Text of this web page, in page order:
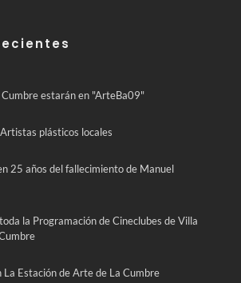
estarán en "ArteBa09"
plásticos locales
25 años del fallecimiento de Manuel
la Programación de Cineclubes de Villa
La Estación de Arte de La Cumbre